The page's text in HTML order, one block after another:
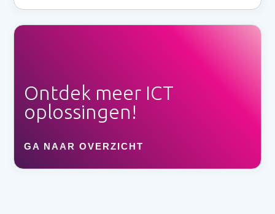
Ontdek meer ICT
oplossingen!
GA NAAR OVERZICHT